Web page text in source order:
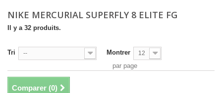
NIKE MERCURIAL SUPERFLY 8 ELITE FG
Il y a 32 produits.
Tri -- Montrer 12
par page
Comparer (0)